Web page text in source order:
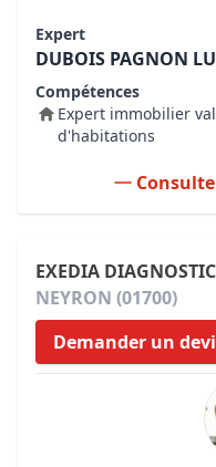
Expert
DUBOIS PAGNON
Compétences
Expert immobilier
d'habitations
EXEDIA
NEYRON (01700)
Demander un